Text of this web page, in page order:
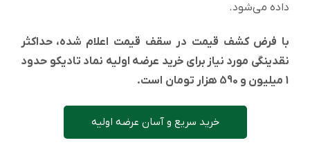
داده می‌شود.
با فرض کشف قیمت در سقف قیمت اعلام شده، حداکثر
نقدینگی مورد نیاز برای خرید عرضه اولیه نماد تادیکو حدود
خرید سریع و آسان عرضه اولیه